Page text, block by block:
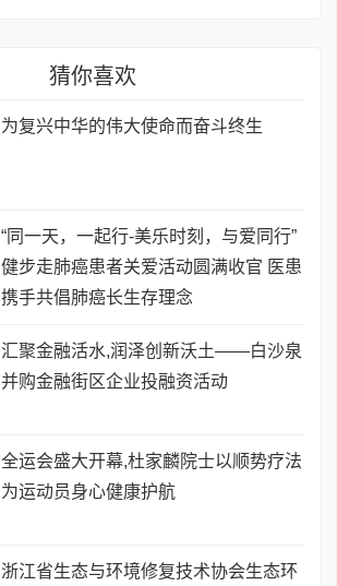
猜你喜欢
为复兴中华的伟大使命而奋斗终生
​“同一天，一起行-美乐时刻，与爱同行”
健步走肺癌患者关爱活动圆满收官 医患
携手共倡肺癌长生存理念
汇聚金融活水,润泽创新沃土——白沙泉
并购金融街区企业投融资活动
全运会盛大开幕,杜家麟院士以顺势疗法
为运动员身心健康护航
浙江省生态与环境修复技术协会生态环